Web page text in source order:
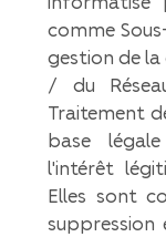
comme
gestion de
/ du
Traitement
base
l'intérêt
Elles sont